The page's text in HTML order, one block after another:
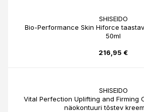
SHISEIDO
Bio-Performance Skin Hiforce
50ml
216,95 €
SHISEIDO
Vital Perfection Uplifting and Firming
näokontuuri tõstev